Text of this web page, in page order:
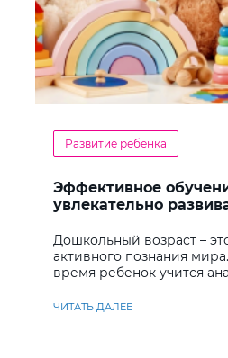
Развитие ребенка
Эффективное
увлекательно
Дошкольный возраст –
активного познания
время ребенок учится
ЧИТАТЬ ДАЛЕЕ